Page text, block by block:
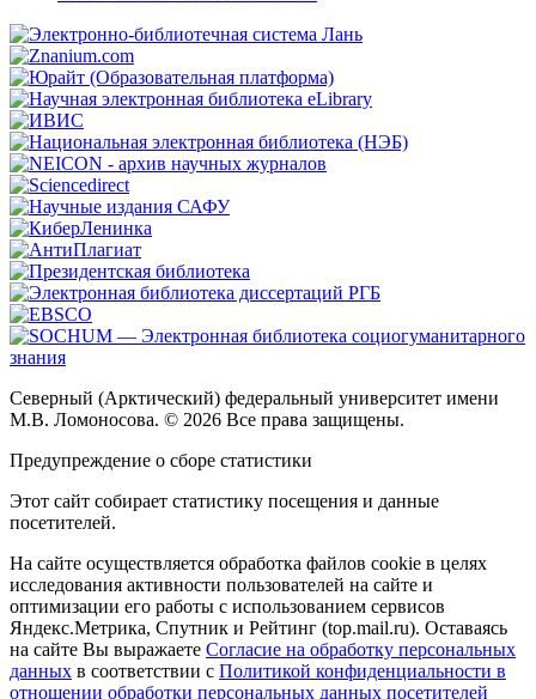
Северный (Арктический) федеральный университет имени
М.В. Ломоносова. © 2026 Все права защищены.
Предупреждение о сборе статистики
Этот сайт собирает статистику посещения и данные
посетителей.
На сайте осуществляется обработка файлов cookie в целях
исследования активности пользователей на сайте и
оптимизации его работы с использованием сервисов
Яндекс.Метрика, Спутник и Рейтинг (top.mail.ru). Оставаясь
на сайте Вы выражаете Согласие на обработку персональных
данных в соответствии с Политикой конфиденциальности в
отношении обработки персональных данных посетителей